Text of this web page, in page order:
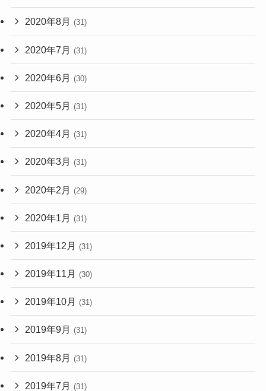
2020年8月 (31)
2020年7月 (31)
2020年6月 (30)
2020年5月 (31)
2020年4月 (31)
2020年3月 (31)
2020年2月 (29)
2020年1月 (31)
2019年12月 (31)
2019年11月 (30)
2019年10月 (31)
2019年9月 (31)
2019年8月 (31)
2019年7月 (31)